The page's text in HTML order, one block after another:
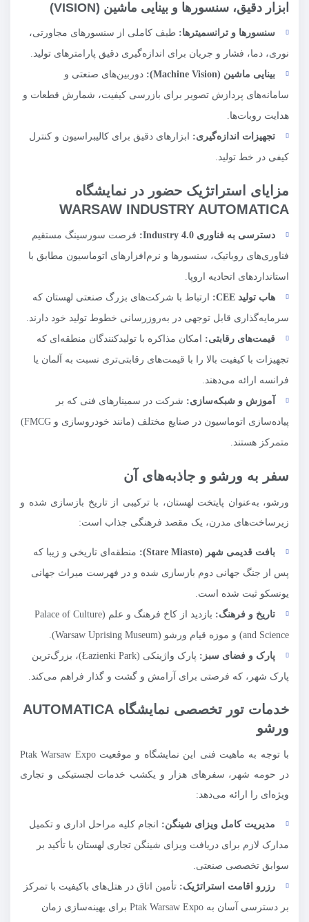
ابزار دقیق، سنسورها و بینایی ماشین (VISION)
سنسورها و ترانسمیترها: طیف کاملی از سنسورهای مجاورتی،
نوری، دما، فشار و جریان برای اندازه‌گیری دقیق پارامترهای تولید.
بینایی ماشین (Machine Vision
): دوربین‌های صنعتی و
سامانه‌های پردازش تصویر برای بازرسی کیفیت، شمارش قطعات و
هدایت روبات‌ها.
تجهیزات اندازه‌گیری: ابزارهای دقیق برای کالیبراسیون و کنترل
کیفی در خط تولید.
مزایای استراتژیک حضور در نمایشگاه
WARSAW INDUSTRY AUTOMATICA
دسترسی به فناوری Industry 4.0
: فرصت سورسینگ مستقیم
فناوری‌های روباتیک، سنسورها و نرم‌افزارهای اتوماسیون مطابق با
استانداردهای اتحادیه اروپا.
هاب تولید CEE
: ارتباط با شرکت‌های بزرگ صنعتی لهستان که
سرمایه‌گذاری قابل توجهی در به‌روزرسانی خطوط تولید خود دارند.
قیمت‌های رقابتی: امکان مذاکره با تولیدکنندگان منطقه‌ای که
تجهیزات با کیفیت بالا را با قیمت‌های رقابتی‌تری نسبت به آلمان یا
فرانسه ارائه می‌دهند.
آموزش و شبکه‌سازی: شرکت در سمینارهای فنی که بر
پیاده‌سازی اتوماسیون در صنایع مختلف (مانند خودروسازی و FMCG)
متمرکز هستند.
سفر به ورشو و جاذبه‌های آن
ورشو، به‌عنوان پایتخت لهستان، با ترکیبی از تاریخ بازسازی شده و
زیرساخت‌های مدرن، یک مقصد فرهنگی جذاب است:
بافت قدیمی شهر (Stare Miasto
): منطقه‌ای تاریخی و زیبا که
پس از جنگ جهانی دوم بازسازی شده و در فهرست میراث جهانی
یونسکو ثبت شده است.
تاریخ و فرهنگ:
بازدید از کاخ فرهنگ و علم (Palace of Culture
and Science) و موزه قیام ورشو (Warsaw Uprising Museum).
پارک و فضای سبز:
پارک واژینکی (Łazienki Park)، بزرگ‌ترین
پارک شهر، که فرصتی برای آرامش و گشت و گذار فراهم می‌کند.
خدمات تور تخصصی نمایشگاه AUTOMATICA
ورشو
با توجه به ماهیت فنی این نمایشگاه و موقعیت Ptak Warsaw Expo
در حومه شهر، سفرهای هزار و یکشب خدمات لجستیکی و تجاری
ویژه‌ای را ارائه می‌دهد:
مدیریت کامل ویزای شینگن: انجام کلیه مراحل اداری و تکمیل
مدارک لازم برای دریافت ویزای شینگن تجاری لهستان با تأکید بر
سوابق تخصصی صنعتی.
رزرو اقامت استراتژیک: تأمین اتاق در هتل‌های باکیفیت با تمرکز
بر دسترسی آسان به Ptak Warsaw Expo برای بهینه‌سازی زمان